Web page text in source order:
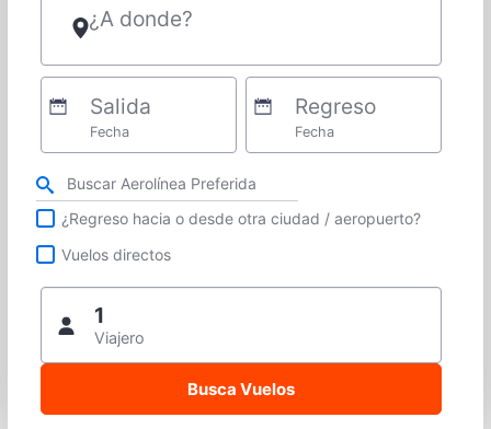
¿A donde?
Salida
Fecha
Regreso
Fecha
Refina tu búsqueda por aerolínea, ciudad o aeropuerto o vuelos directos
¿Regreso hacia o desde otra ciudad / aeropuerto?
Vuelos directos
1
Viajero